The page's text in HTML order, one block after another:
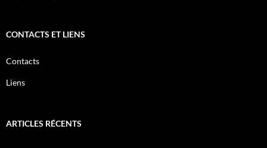
CONTACTS ET LIENS
Contacts
Liens
ARTICLES RÉCENTS